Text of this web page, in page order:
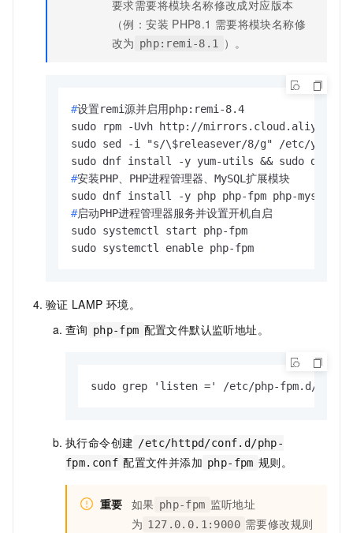
要求需要将模块名称修改成对应版本
（例：安装 PHP8.1 需要将模块名称修
改为 php:remi-8.1 ）。
#设置remi源并启用php:remi-8.4
sudo rpm -Uvh http://
sudo sed -i "s/\$releasever/8/g" /etc/
#安装PHP、PHP进程管理器、MySQL扩展模块
#启动PHP进程管理器服务并设置开机自启
sudo systemctl start php-fpm
sudo systemctl enable php-fpm
验证 LAMP 环境。
查询 php-fpm 配置文件默认监听地址。
sudo grep 'listen =' /etc/php-fpm.d/
执行命令创建 /etc/httpd/conf.d/php-
fpm.conf 配置文件并添加 php-fpm 规则。
重要 如果 php-fpm 监听地址
为 127.0.0.1:9000 需要修改规则